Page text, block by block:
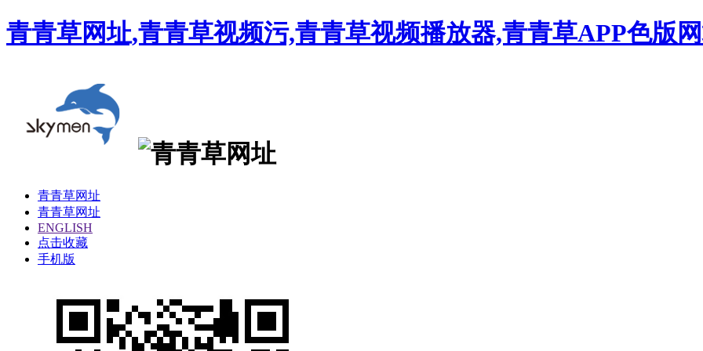
青青草网址,青青草视频污,青青草视频播放器,青青草APP色版
青青草网址
青青草网址
ENGLISH
点击收藏
手机版